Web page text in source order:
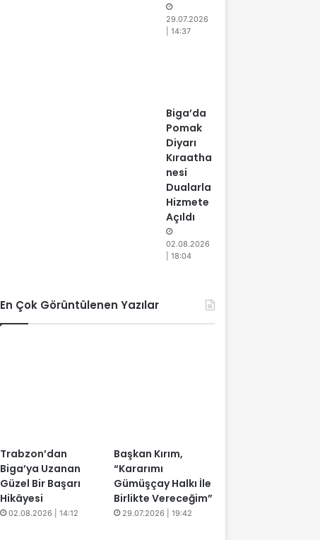
29.07.2026
| 14:37
Biga’da
Pomak
Diyarı
Kıraatha
nesi
Dualarla
Hizmete
Açıldı
02.08.2026
| 18:04
En Çok Görüntülenen Yazılar
Trabzon’dan
Biga’ya Uzanan
Güzel Bir Başarı
Hikâyesi
02.08.2026 | 14:12
Başkan Kırım,
“Kararımı
Gümüşçay Halkı İle
Birlikte Vereceğim”
29.07.2026 | 19:42